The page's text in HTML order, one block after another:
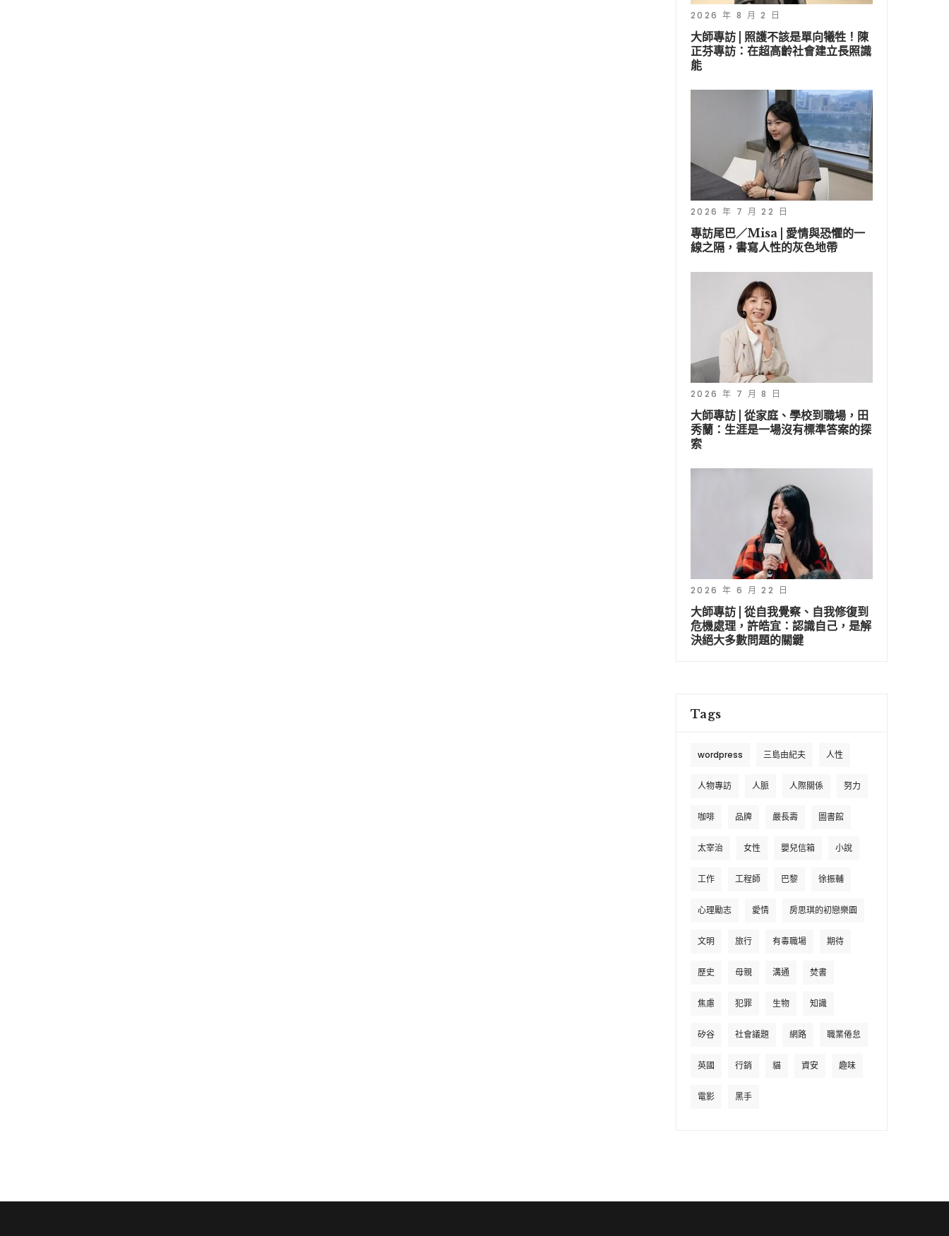
2026 年 8 月 2 日
大師專訪 | 照護不該是單向犧牲！陳
正芬專訪：在超高齡社會建立長照識
能
2026 年 7 月 22 日
專訪尾巴／Misa | 愛情與恐懼的一
線之隔，書寫人性的灰色地帶
2026 年 7 月 8 日
大師專訪 | 從家庭、學校到職場，田
秀蘭：生涯是一場沒有標準答案的探
索
2026 年 6 月 22 日
大師專訪 | 從自我覺察、自我修復到
危機處理，許皓宜：認識自己，是解
決絕大多數問題的關鍵
Tags
wordpress 三島由紀夫 人性
人物專訪 人脈 人際關係 努力
咖啡 品牌 嚴長壽 圖書館
太宰治 女性 嬰兒信箱 小說
工作 工程師 巴黎 徐振輔
心理勵志 愛情 房思琪的初戀樂園
文明 旅行 有毒職場 期待
歷史 母親 溝通 焚書
焦慮 犯罪 生物 知識
矽谷 社會議題 網路 職業倦怠
英國 行銷 貓 資安 趣味
電影 黑手